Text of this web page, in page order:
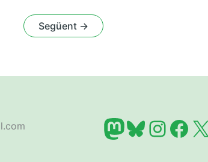
Següent →
Mastodon
Bluesky
X